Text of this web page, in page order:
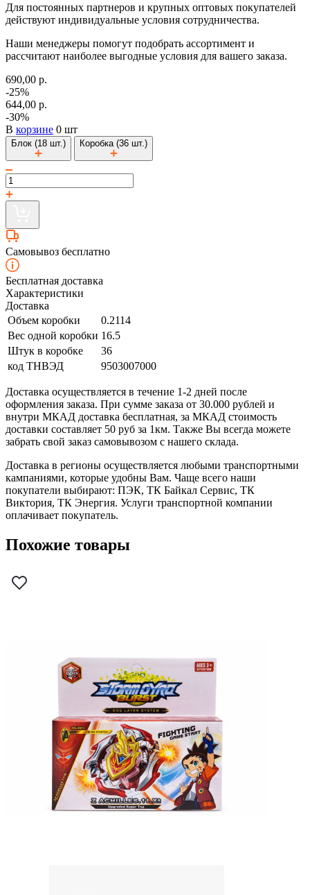
Для постоянных партнеров и крупных оптовых покупателей
действуют индивидуальные условия сотрудничества.
Наши менеджеры помогут подобрать ассортимент и
рассчитают наиболее выгодные условия для вашего заказа.
690,00 р.
-25%
644,00 р.
-30%
В корзине 0 шт
Блок (18 шт.) Коробка (36 шт.)
Самовывоз бесплатно
Бесплатная доставка
Характеристики
Доставка
Объем коробки
0.2114
Вес одной коробки 16.5
Штук в коробке
36
код ТНВЭД
9503007000
Доставка осуществляется в течение 1-2 дней после
оформления заказа. При сумме заказа от 30.000 рублей и
внутри МКАД доставка бесплатная, за МКАД стоимость
доставки составляет 50 руб за 1км. Также Вы всегда можете
забрать свой заказ самовывозом с нашего склада.
Доставка в регионы осуществляется любыми транспортными
кампаниями, которые удобны Вам. Чаще всего наши
покупатели выбирают: ПЭК, ТК Байкал Сервис, ТК
Виктория, ТК Энергия. Услуги транспортной компании
оплачивает покупатель.
Похожие товары